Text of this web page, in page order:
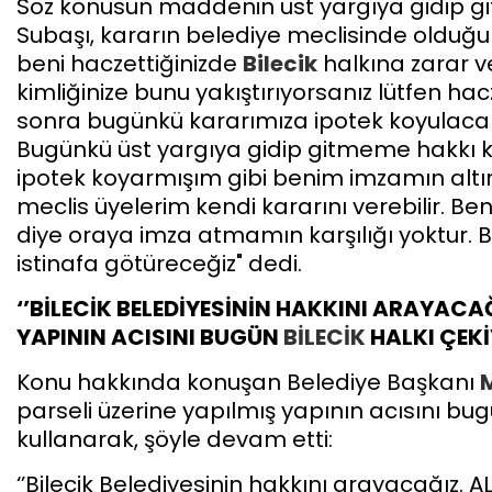
Söz konusun maddenin üst yargıya gidip
Subaşı, kararın belediye meclisinde
beni haczettiğinizde Bilecik halkına zarar
kimliğinize bunu yakıştırıyorsanız lütfen
sonra bugünkü kararımıza ipotek
Bugünkü üst yargıya gidip gitmeme hakkı
ipotek koyarmışım gibi benim imzamın
meclis üyelerim kendi kararını verebilir.
diye oraya imza atmamın karşılığı
istinafa götüreceğiz" dedi.
‘’BİLECİK BELEDİYESİNİN HAKKINI
YAPININ ACISINI BUGÜN BİLECİK HALKI
Konu hakkında konuşan Belediye Başkanı
parseli üzerine yapılmış yapının acısını
kullanarak, şöyle devam etti:
‘’Bilecik Belediyesinin hakkını arayacağız.